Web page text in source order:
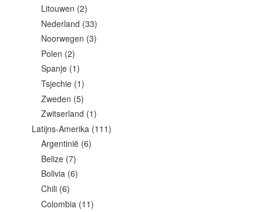
Litouwen (2)
Nederland (33)
Noorwegen (3)
Polen (2)
Spanje (1)
Tsjechie (1)
Zweden (5)
Zwitserland (1)
Latijns-Amerika (111)
Argentinië (6)
Belize (7)
Bolivia (6)
Chili (6)
Colombia (11)